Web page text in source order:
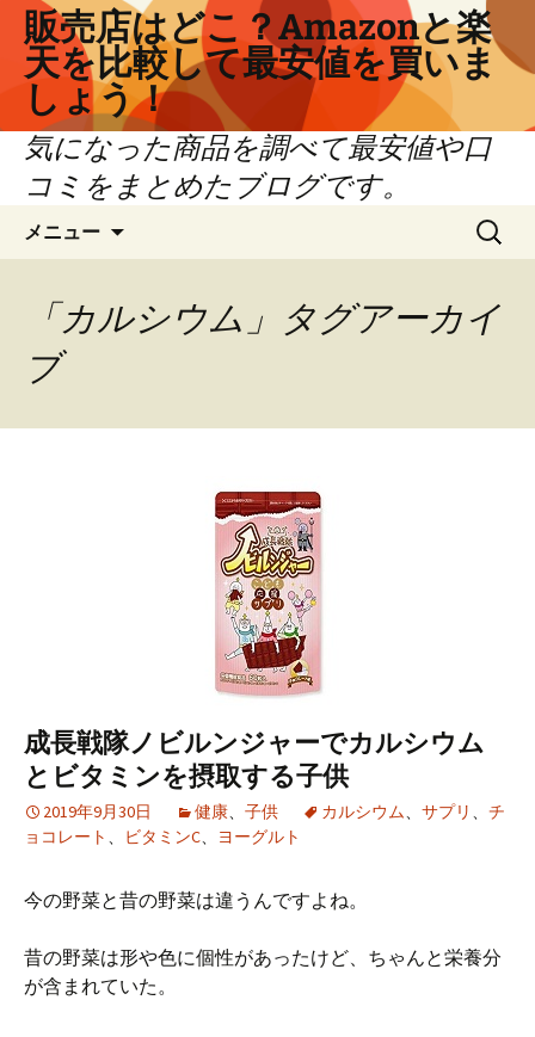
ツ
販売店はどこ？Amazonと楽
天を比較して最安値を買いま
しょう！
気になった商品を調べて最安値や口
コミをまとめたブログです。
メニュー
検
索:
「カルシウム」タグアーカイ
ブ
成長戦隊ノビルンジャーでカルシウム
とビタミンを摂取する子供
2019年9月30日 健康、 子供 カルシウム、 サプリ 、 チ
ョコレート 、 ビタミンC、 ヨーグルト
今の野菜と昔の野菜は違うんですよね。
昔の野菜は形や色に個性があったけど、ちゃんと栄養分
が含まれていた。